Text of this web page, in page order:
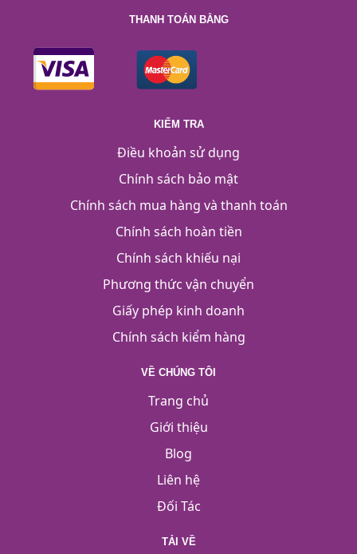
THANH TOÁN BẰNG
KIỂM TRA
Điều khoản sử dụng
Chính sách bảo mật
Chính sách mua hàng và thanh toán
Chính sách hoàn tiền
Chính sách khiếu nại
Phương thức vận chuyển
Giấy phép kinh doanh
Chính sách kiểm hàng
VỀ CHÚNG TÔI
Trang chủ
Giới thiệu
Blog
Liên hệ
Đối Tác
TẢI VỀ